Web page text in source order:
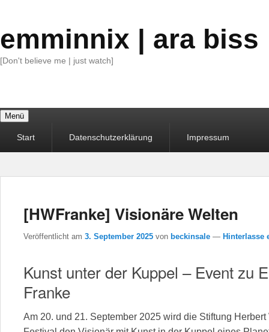
emminnix | ara biss
[Don't believe me | just watch]
Menü
MenüStart Datenschutzerklärung Impressum
[HWFranke] Visionäre Welten
Veröffentlicht am 3. September 2025 von beckinsale — Hinterlasse
Kunst unter der Kuppel – Event zu
Franke
Am 20. und 21. September 2025 wird die Stiftung